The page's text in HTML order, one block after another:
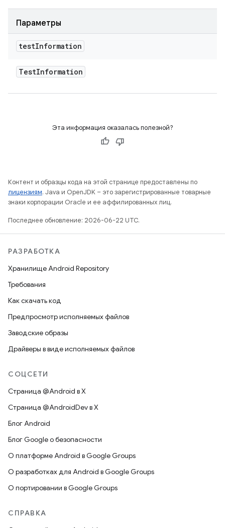
Параметры
testInformation
TestInformation
Эта информация оказалась полезной?
Контент и образцы кода на этой странице предоставлены по
лицензиям. Java и OpenJDK – это зарегистрированные товарные
знаки корпорации Oracle и ее аффилированных лиц.
Последнее обновление: 2026-06-22 UTC.
РАЗРАБОТКА
Хранилище Android Repository
Требования
Как скачать код
Предпросмотр исполняемых файлов
Заводские образы
Драйверы в виде исполняемых файлов
СОЦСЕТИ
Страница @Android в X
Страница @AndroidDev в X
Блог Android
Блог Google о безопасности
О платформе Android в Google Groups
О разработках для Android в Google Groups
О портировании в Google Groups
СПРАВКА